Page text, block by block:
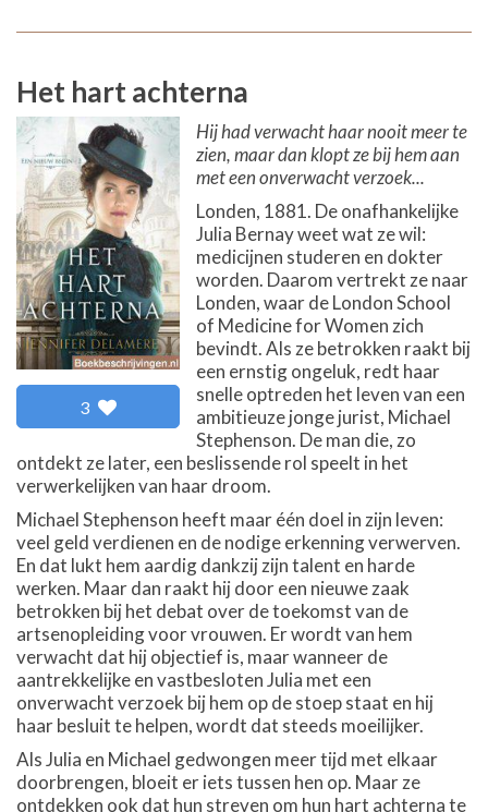
Het hart achterna
3
Hij had verwacht haar nooit meer te
zien, maar dan klopt ze bij hem aan
met een onverwacht verzoek...
Londen, 1881. De onafhankelijke
Julia Bernay weet wat ze wil:
medicijnen studeren en dokter
worden. Daarom vertrekt ze naar
Londen, waar de London School
of Medicine for Women zich
bevindt. Als ze betrokken raakt bij
een ernstig ongeluk, redt haar
snelle optreden het leven van een
ambitieuze jonge jurist, Michael
Stephenson. De man die, zo
ontdekt ze later, een beslissende rol speelt in het
verwerkelijken van haar droom.
Michael Stephenson heeft maar één doel in zijn leven:
veel geld verdienen en de nodige erkenning verwerven.
En dat lukt hem aardig dankzij zijn talent en harde
werken. Maar dan raakt hij door een nieuwe zaak
betrokken bij het debat over de toekomst van de
artsenopleiding voor vrouwen. Er wordt van hem
verwacht dat hij objectief is, maar wanneer de
aantrekkelijke en vastbesloten Julia met een
onverwacht verzoek bij hem op de stoep staat en hij
haar besluit te helpen, wordt dat steeds moeilijker.
Als Julia en Michael gedwongen meer tijd met elkaar
doorbrengen, bloeit er iets tussen hen op. Maar ze
ontdekken ook dat hun streven om hun hart achterna te